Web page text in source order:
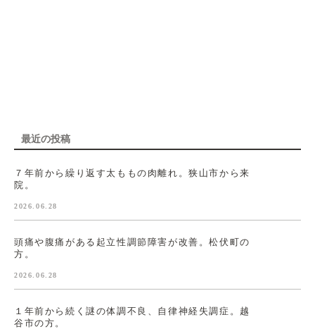
最近の投稿
７年前から繰り返す太ももの肉離れ。狭山市から来
院。
2026.06.28
頭痛や腹痛がある起立性調節障害が改善。松伏町の
方。
2026.06.28
１年前から続く謎の体調不良、自律神経失調症。越
谷市の方。